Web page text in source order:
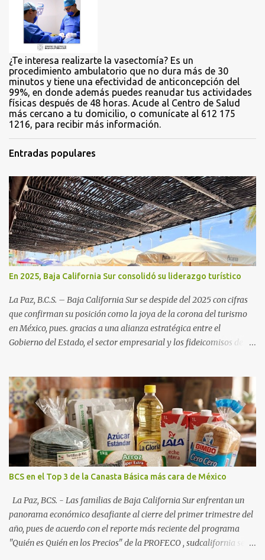
o
¿Te interesa realizarte la vasectomía? Es un
procedimiento ambulatorio que no dura más de 30
minutos y tiene una efectividad de anticoncepción del
99%, en donde además puedes reanudar tus actividades
físicas después de 48 horas. Acude al Centro de Salud
más cercano a tu domicilio, o comunícate al 612 175
1216, para recibir más información.
Entradas populares
En 2025, Baja California Sur consolidó su liderazgo turístico
La Paz, B.C.S. – Baja California Sur se despide del 2025 con cifras
que confirman su posición como la joya de la corona del turismo
en México, pues. gracias a una alianza estratégica entre el
Gobierno del Estado, el sector empresarial y los fideicomisos de
una derrama económica sin precedentes. Las proyecciones para
este periodo vacacional son optimistas, con un promedio estatal
que supera el 70% . Sin embargo, la sorpresa del año la ha dado el
norte del estado. Comondú encabeza las expectativas con un
impresionante 89% de ocupación, impulsado por el interés
creciente en el turismo de naturaleza. Le siguen destinos
consolidados y emergentes: Los Cabos: 72% promedio (esperando
picos del 79% en Año Nuevo). La Paz: 66%. Loreto: 58%. Mulegé:
54%. "Estamos viendo un fenómeno de diversificación. Ya no solo
vienen por el lujo de Los Cabos, sino por la aut...
BCS en el Top 3 de la Canasta Básica más cara de México
La Paz, BCS. - Las familias de Baja California Sur enfrentan un
panorama económico desafiante al cierre del primer trimestre del
año, pues de acuerdo con el reporte más reciente del programa
"Quién es Quién en los Precios" de la PROFECO , sudcalifornia se